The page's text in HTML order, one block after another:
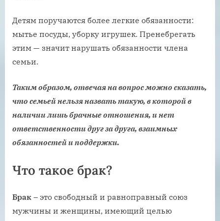
Детям поручаются более легкие обязанности:
мытье посуды, уборку игрушек. Пренебрегать
этим — значит нарушать обязанности члена
семьи.
Таким образом, отвечая на вопрос можно сказать,
что семьей нельзя назвать такую, в которой в
наличии лишь брачные отношения, и нет
ответственности друг за друга, взаимных
обязанностей и поддержки.
Что такое брак?
Брак – это свободный и равноправный союз
мужчины и женщины, имеющий целью